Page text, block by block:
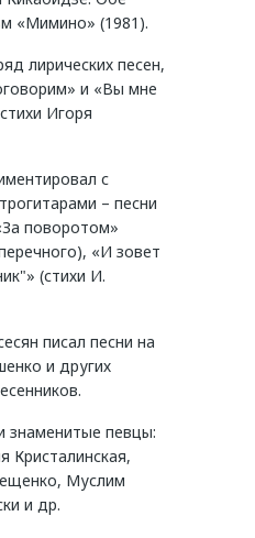
«Мимино» (1981).
лирических песен,
и «Вы мне
Игоря
с
– песни
поворотом»
«И зовет
(стихи И.
писал песни на
и других
знаменитые певцы:
Муслим
и др.